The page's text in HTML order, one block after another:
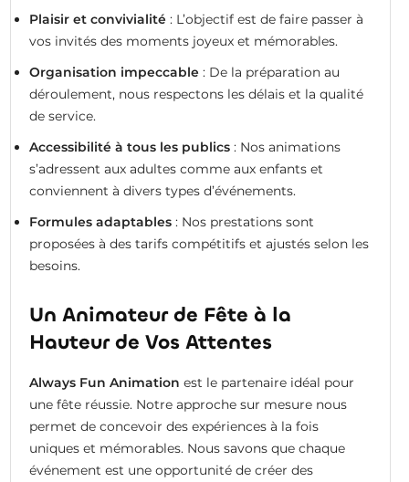
Plaisir et convivialité: L’objectif est de faire passer à
vos invités des moments joyeux et mémorables.
Organisation impeccable: De la préparation au
déroulement, nous respectons les délais et la qualité
de service.
Accessibilité à tous les publics: Nos animations
s’adressent aux adultes comme aux enfants et
conviennent à divers types d’événements.
Formules adaptables: Nos prestations sont
proposées à des tarifs compétitifs et ajustés selon les
besoins.
Un Animateur de Fête à la
Hauteur de Vos Attentes
Always Fun Animation est le partenaire idéal pour
une fête réussie. Notre approche sur mesure nous
permet de concevoir des expériences à la fois
uniques et mémorables. Nous savons que chaque
événement est une opportunité de créer des